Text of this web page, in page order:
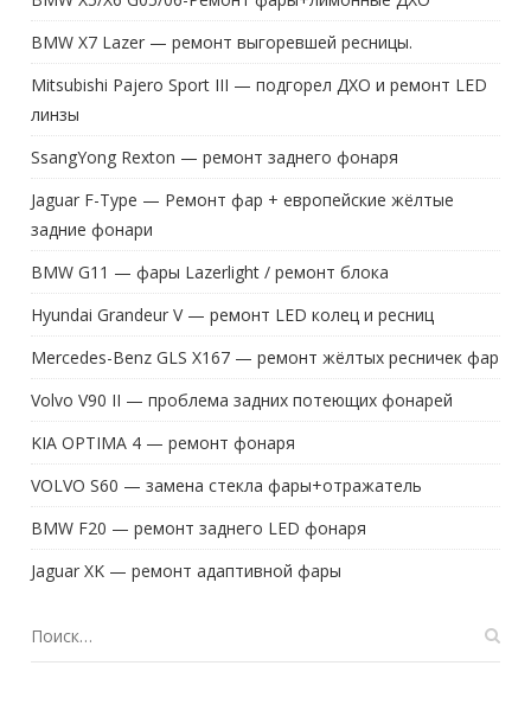
BMW X7 Lazer — ремонт выгоревшей ресницы.
Mitsubishi Pajero Sport III — подгорел ДХО и ремонт LED
линзы
SsangYong Rexton — ремонт заднего фонаря
Jaguar F-Type — Ремонт фар + европейские жёлтые
задние фонари
BMW G11 — фары Lazerlight / ремонт блока
Hyundai Grandeur V — ремонт LED колец и ресниц
Mercedes-Benz GLS X167 — ремонт жёлтых ресничек фар
Volvo V90 II — проблема задних потеющих фонарей
KIA OPTIMA 4 — ремонт фонаря
VOLVO S60 — замена стекла фары+отражатель
BMW F20 — ремонт заднего LED фонаря
Jaguar XK — ремонт адаптивной фары